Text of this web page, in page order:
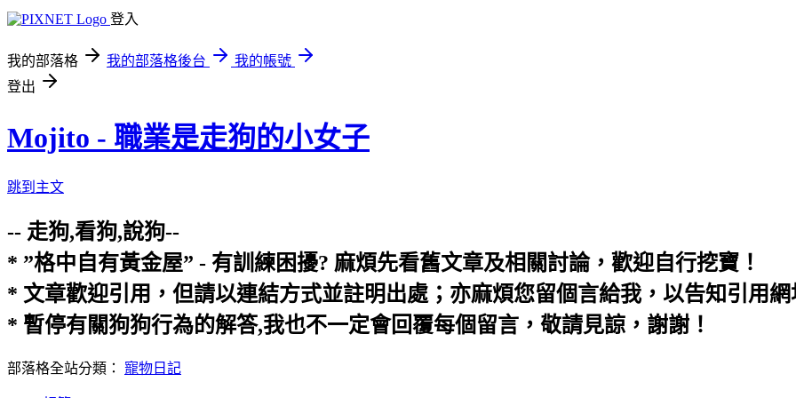
登入
我的部落格 我的部落格後台
我的帳號
登出
Mojito - 職業是走狗的小女子
跳到主文
-- 走狗,看狗,說狗--
* ”格中自有黃金屋” - 有訓練困擾? 麻煩先看舊文章及相關討論，歡迎自行挖寶！
* 文章歡迎引用，但請以連結方式並註明出處；亦麻煩您留個言給我，以告知引用
* 暫停有關狗狗行為的解答,我也不一定會回覆每個留言，敬請見諒，謝謝！
部落格全站分類： 寵物日記